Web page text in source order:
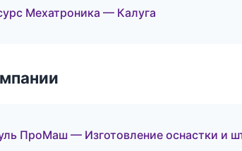
Мехатроника — Калуга
ПроМаш — Изготовление оснастки и